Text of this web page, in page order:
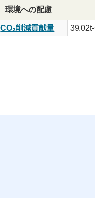
環境への配慮
CO₂削減貢献量